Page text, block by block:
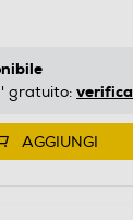
gratuito: verifica
AGGIUNGI